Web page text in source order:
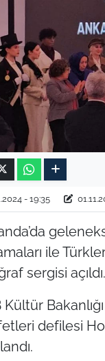
- 19:35
ile
sergisi açıldı.
Kültür
defilesi